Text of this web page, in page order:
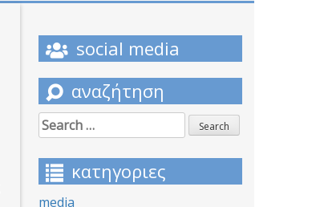
social media
αναζήτηση
Search
for:
κατηγοριες
media